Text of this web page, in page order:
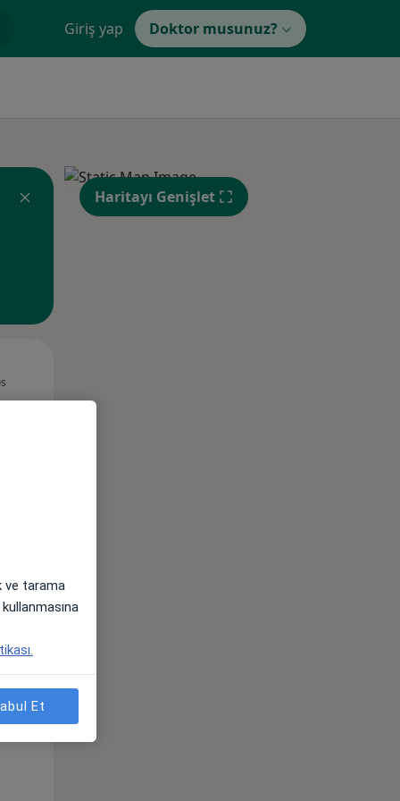
Giriş yap Doktor musunuz?
11 Ağustos
Haritayı Genişlet
ve tarama
Et